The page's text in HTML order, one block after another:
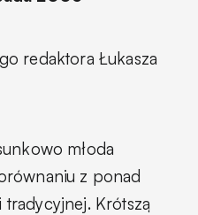
redaktora Łukasza
młoda
z ponad
Krótszą